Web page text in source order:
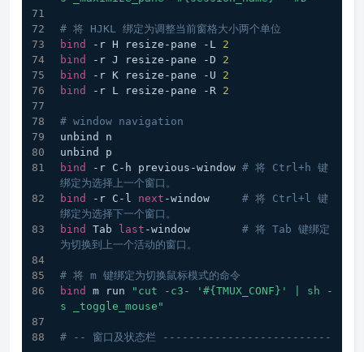
# 将 HJKL 绑定为调整当前窗格大小两个单位
bind
-r H resize-pane -L 2
bind
-r J resize-pane -D 2
bind
-r K resize-pane -U 2
bind
-r L resize-pane -R 2
# window navigation
unbind n
unbind p
bind
-r C-h previous-window # 将 Ctrl+h 键
绑定为选择上一个窗口。
bind
-r C-l next -window # 将 Ctrl+l 键
绑定为选择下一个窗口。
bind
Tab last -window # 将 Tab 键绑定
为切换到上一个活动的窗口。
# 将 m 键绑定为切换鼠标模式的命令
bind
m run
"cut -c3- '#{TMUX_CONF}' | sh -
s _toggle_mouse"
# -- 窗口及状态栏 --------------------------